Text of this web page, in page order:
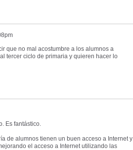
que no mal acostumbre a los alumnos a
tercer ciclo de primaria y quieren hacer lo
Es fantástico.
de alumnos tienen un buen acceso a Internet y
el acceso a Internet utilizando las